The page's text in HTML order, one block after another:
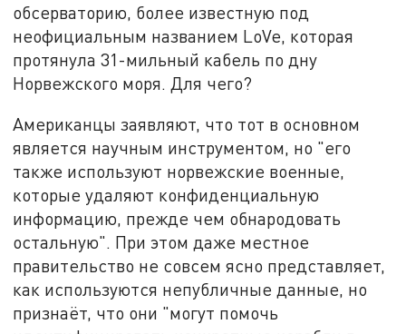
обсерваторию, более известную под
неофициальным названием LoVe, которая
протянула 31-мильный кабель по дну
Норвежского моря. Для чего?
Американцы заявляют, что тот в основном
является научным инструментом, но "его
также используют норвежские военные,
которые удаляют конфиденциальную
информацию, прежде чем обнародовать
остальную". При этом даже местное
правительство не совсем ясно представляет,
как используются непубличные данные, но
признаёт, что они "могут помочь